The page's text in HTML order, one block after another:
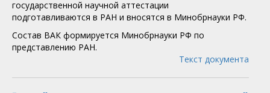
государственной научной аттестации
подготавливаются в РАН и вносятся в Минобрнауки РФ.
Состав ВАК формируется Минобрнауки РФ по
представлению РАН.
Текст документа